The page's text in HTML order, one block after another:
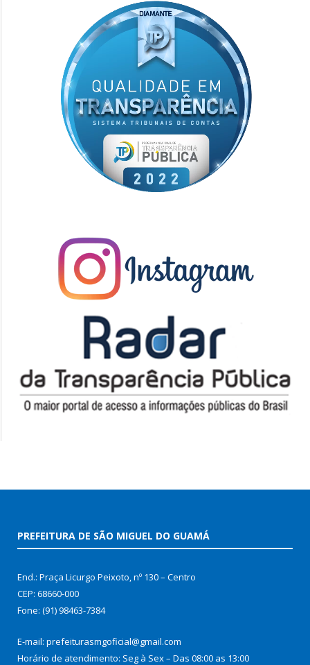
PREFEITURA DE SÃO MIGUEL DO GUAMÁ
End.: Praça Licurgo Peixoto, nº 130 – Centro
CEP: 68660-000
Fone: (91) 98463-7384
E-mail: prefeiturasmgoficial@gmail.com
Horário de atendimento: Seg à Sex – Das 08:00 as 13:00